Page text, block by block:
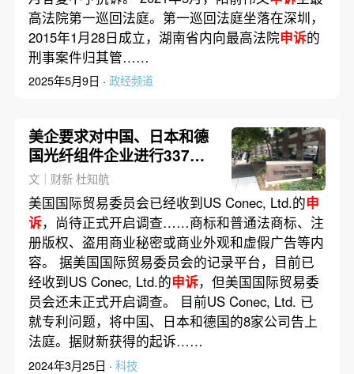
高法院第一巡回法庭。第一巡回法庭坐落在深圳，
2015年1月28日成立，湖南省内向最高法院申诉的
刑事案件归其管……
2025年5月9日 · 政经频道
美企要求对中国、日本和德
国光纤组件企业进行337专
利调查｜出海·科技
文｜财新 杜知航
美国国际贸易委员会已经收到US Conec, Ltd.的申
诉，尚待正式开启调查……商标和普通法商标、注
册版权、盗用商业秘密或商业外观和虚假广告等内
容。 据美国国际贸易委员会的记录平台，目前已
经收到US Conec, Ltd.的申诉，但美国国际贸易委
员会还未正式开启调查。 目前US Conec, Ltd. 已
就专利问题，将中国、日本和德国的8家公司告上
法庭。据财新获得的起诉……
2024年3月25日 · 科技